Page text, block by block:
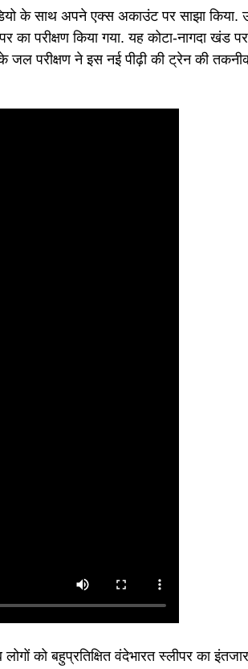
के साथ अपने एक्स अकाउंट पर साझा किया.
का परीक्षण किया गया. यह कोटा-नागदा खंड
जल परीक्षण ने इस नई पीढ़ी की ट्रेन की
को बहुप्रतिक्षित वंदेभारत स्लीपर का